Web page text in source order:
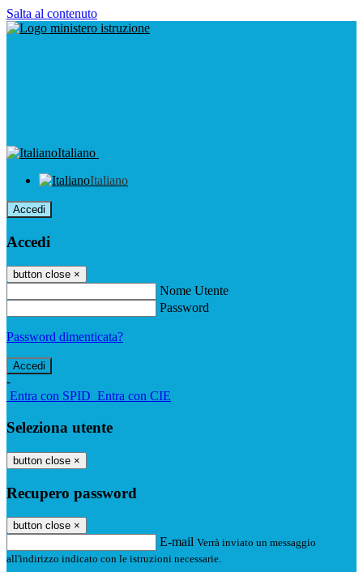
Salta al contenuto
Italiano
Italiano
Accedi
Accedi
button close ×
Nome Utente
Password
Password dimenticata?
-
Entra con SPID Entra con CIE
Seleziona utente
button close ×
Recupero password
button close ×
E-mail Verrà inviato un messaggio
all'indirizzo indicato con le istruzioni necessarie.